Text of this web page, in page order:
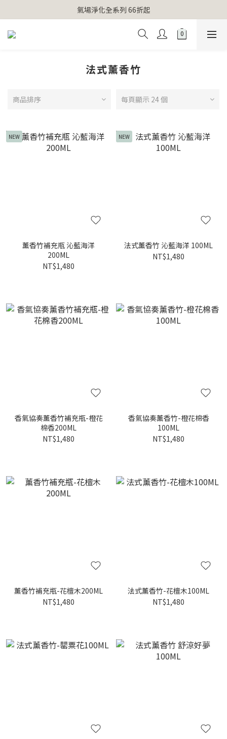
【官網獨家】首次消費 不限金額 即送 香遇熊超人行李吊牌
氣場淨化全系列 66折起
【官網獨家】首次消費 不限金額 即送 香遇熊超人行李吊牌
法式薰香竹
商品排序 每頁顯示 24 個
NEW
薰香竹補充瓶 沁藍海洋
200ML
NT$1,480
NEW
法式薰香竹 沁藍海洋 100ML
NT$1,480
香氣協奏薰香竹補充瓶-橙花
棉香200ML
NT$1,480
香氣協奏薰香竹-橙花棉香
100ML
NT$1,480
薰香竹補充瓶-花檀木200ML
NT$1,480
法式薰香竹-花檀木100ML
NT$1,480